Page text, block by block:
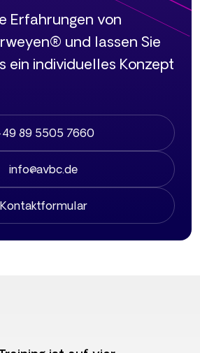
Erfahrungen von
und lassen Sie
ein individuelles Konzept
89 5505 7660
info@avbc.de
Kontaktformular